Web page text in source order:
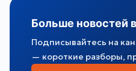
Больше новостей
Подписывайтесь на
— короткие разборы,